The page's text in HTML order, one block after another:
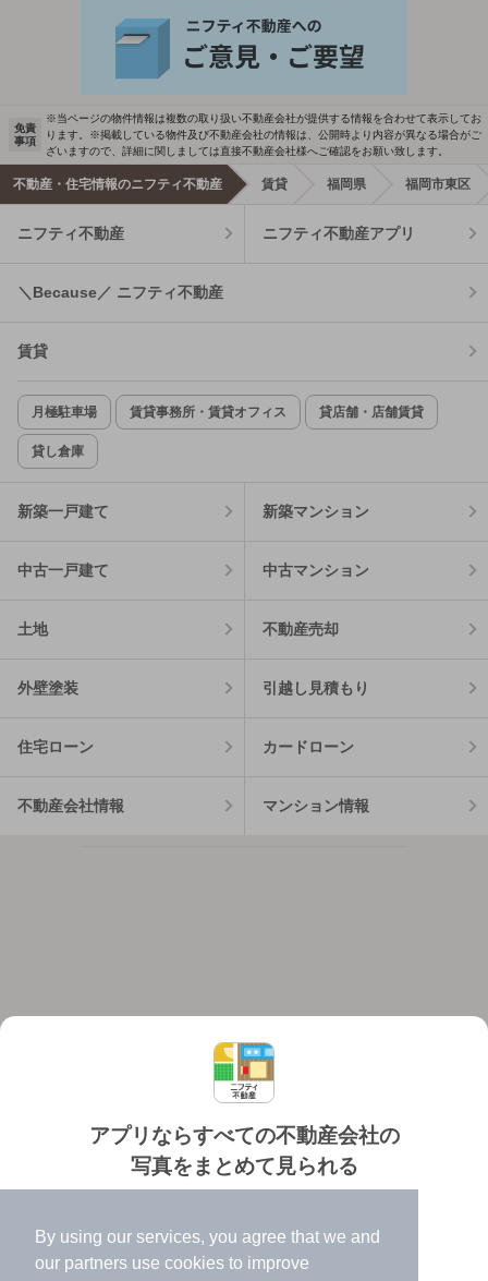
By using our services, you agree that we and
our partners use cookies to improve
アプリならすべての不動産会社の
写真をまとめて見られる
✔️
高速表示で似た物件も見つけやすい
✔️
便利な通知機能も充実
免責
事項
※当ページの物件情報は複数の取り扱い不動産会社が提供する情報を合わせて表示してお
ります。※掲載している物件及び不動産会社の情報は、公開時より内容が異なる場合がご
ざいますので、詳細に関しましては直接不動産会社様へご確認をお願い致します。
不動産・住宅情報のニフティ不動産 賃貸 福岡県 福岡市東区
ニフティ不動産 ニフティ不動産アプリ
＼Because／ ニフティ不動産
賃貸
月極駐車場 賃貸事務所・賃貸オフィス 貸店舗・店舗賃貸
貸し倉庫
新築一戸建て 新築マンション
中古一戸建て 中古マンション
土地 不動産売却
外壁塗装 引越し見積もり
住宅ローン カードローン
不動産会社情報 マンション情報
個人情報保護ポリシー 利用規約